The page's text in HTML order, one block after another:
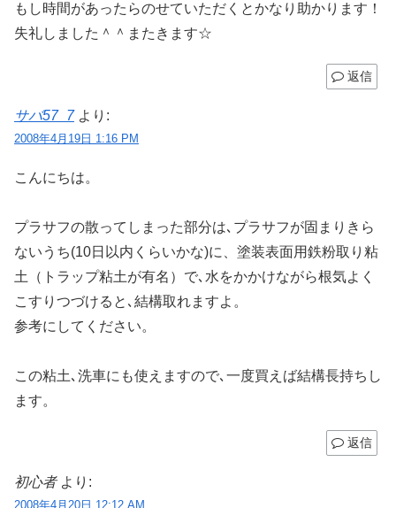
もし時間があったらのせていただくとかなり助かります！
失礼しました＾＾またきます☆
返信
サバ57_7 より:
2008年4月19日 1:16 PM
こんにちは。
プラサフの散ってしまった部分は､プラサフが固まりきら
ないうち(10日以内くらいかな)に、塗装表面用鉄粉取り粘
土（トラップ粘土が有名）で､水をかかけながら根気よく
こすりつづけると､結構取れますよ。
参考にしてください。
この粘土､洗車にも使えますので､一度買えば結構長持ちし
ます。
返信
初心者 より:
2008年4月20日 12:12 AM